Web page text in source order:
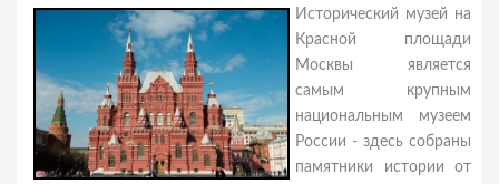
Исторический музей на
Красной площади
Москвы является
самым крупным
национальным музеем
России - здесь собраны
памятники истории от